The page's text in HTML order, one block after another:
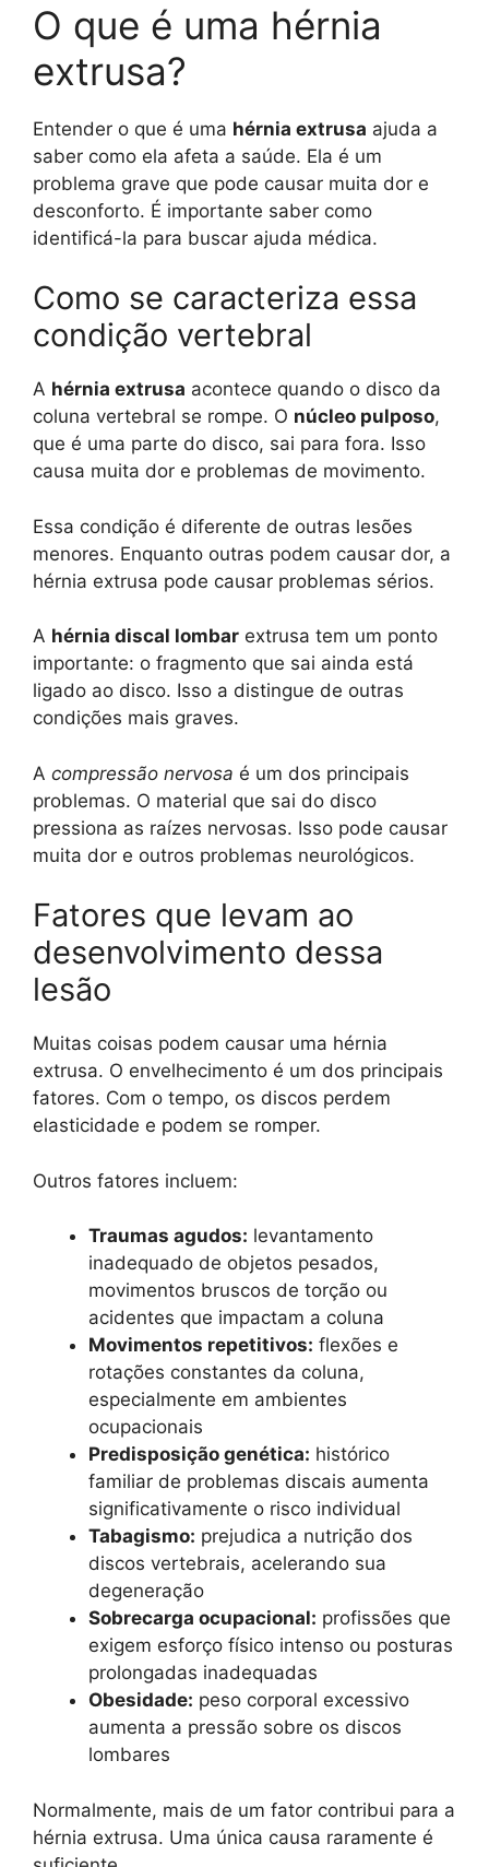
O que é uma hérnia
extrusa?
Entender o que é uma hérnia extrusa ajuda a
saber como ela afeta a saúde. Ela é um
problema grave que pode causar muita dor e
desconforto. É importante saber como
identificá-la para buscar ajuda médica.
Como se caracteriza essa
condição vertebral
A hérnia extrusa acontece quando o disco da
coluna vertebral se rompe. O núcleo pulposo,
que é uma parte do disco, sai para fora. Isso
causa muita dor e problemas de movimento.
Essa condição é diferente de outras lesões
menores. Enquanto outras podem causar dor, a
hérnia extrusa pode causar problemas sérios.
A hérnia discal lombar extrusa tem um ponto
importante: o fragmento que sai ainda está
ligado ao disco. Isso a distingue de outras
condições mais graves.
A compressão nervosa é um dos principais
problemas. O material que sai do disco
pressiona as raízes nervosas. Isso pode causar
muita dor e outros problemas neurológicos.
Fatores que levam ao
desenvolvimento dessa
lesão
Muitas coisas podem causar uma hérnia
extrusa. O envelhecimento é um dos principais
fatores. Com o tempo, os discos perdem
elasticidade e podem se romper.
Outros fatores incluem:
Traumas agudos: levantamento
inadequado de objetos pesados,
movimentos bruscos de torção ou
acidentes que impactam a coluna
Movimentos repetitivos: flexões e
rotações constantes da coluna,
especialmente em ambientes
ocupacionais
Predisposição genética: histórico
familiar de problemas discais aumenta
significativamente o risco individual
Tabagismo: prejudica a nutrição dos
discos vertebrais, acelerando sua
degeneração
Sobrecarga ocupacional: profissões que
exigem esforço físico intenso ou posturas
prolongadas inadequadas
Obesidade: peso corporal excessivo
aumenta a pressão sobre os discos
lombares
Normalmente, mais de um fator contribui para a
hérnia extrusa. Uma única causa raramente é